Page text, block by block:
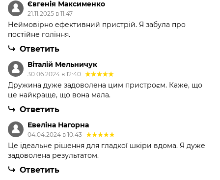
Євгенія Максименко
21.11.2025 в 11:47
Неймовірно ефективний пристрій. Я забула про
постійне гоління.
Ответить
Віталій Мельничук
30.06.2024 в 12:40
Дружина дуже задоволена цим пристроєм. Каже, що
це найкраще, що вона мала.
Ответить
Евеліна Нагорна
04.04.2024 в 10:43
Це ідеальне рішення для гладкої шкіри вдома. Я дуже
задоволена результатом.
Ответить